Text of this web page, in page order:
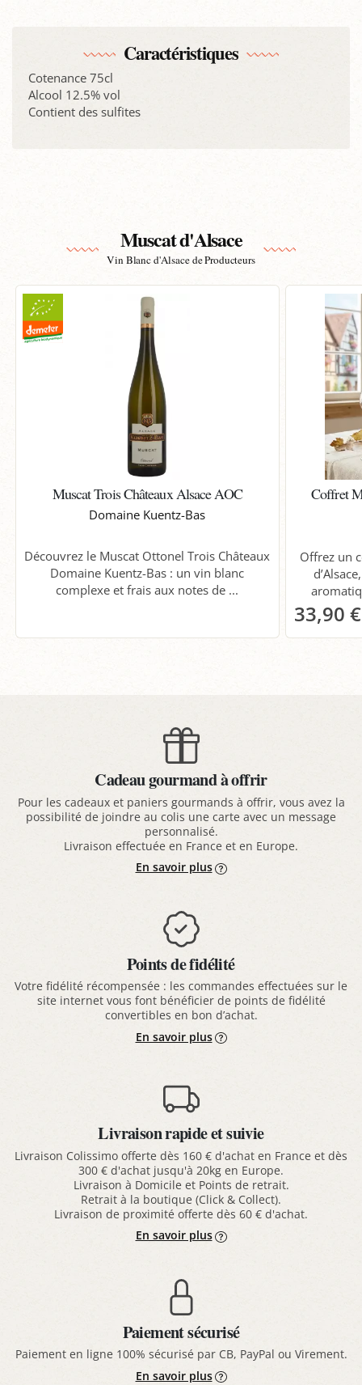
Caractéristiques
Cotenance 75cl
Alcool 12.5% vol
Contient des sulfites
Muscat d'Alsace
Vin Blanc d'Alsace de Producteurs
Muscat Trois Châteaux Alsace AOC
Domaine Kuentz-Bas
Découvrez le Muscat Ottonel Trois Châteaux
Domaine Kuentz-Bas : un vin blanc
complexe et frais aux notes de ...
Coffret
Offrez un
33,90 €
Cadeau gourmand à offrir
Pour les cadeaux et paniers gourmands à offrir, vous avez la
possibilité de joindre au colis une carte avec un message
personnalisé.
Livraison effectuée en France et en Europe.
En savoir plus
Points de fidélité
Votre fidélité récompensée : les commandes effectuées sur le
site internet vous font bénéficier de points de fidélité
convertibles en bon d’achat.
En savoir plus
Livraison rapide et suivie
Livraison Colissimo offerte dès 160 € d'achat en France et dès
300 € d'achat jusqu'à 20kg en Europe.
Livraison à Domicile et Points de retrait.
Retrait à la boutique (Click & Collect).
Livraison de proximité offerte dès 60 € d'achat.
En savoir plus
Paiement sécurisé
Paiement en ligne 100% sécurisé par CB, PayPal ou Virement.
En savoir plus